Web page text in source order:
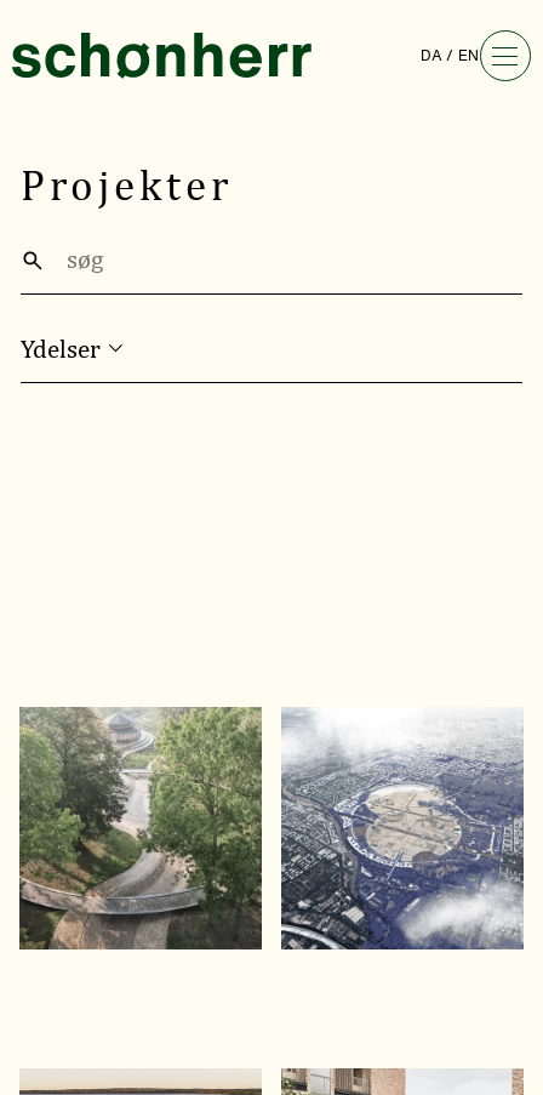
DA EN
Projekter
Ydelser
Karens Minde Aksen
Klimatilpasning af Københavns
Sydhavn
Tempelhofer Feld, Berlin
Fra lufthavn til byens grønne
hjertekammer